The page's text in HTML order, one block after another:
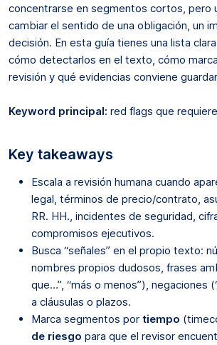
concentrarse en segmentos cortos, pero
cambiar el sentido de una obligación, un
decisión. En esta guía tienes una lista
cómo detectarlos en el texto, cómo
revisión y qué evidencias conviene
Keyword principal: red flags que
Key takeaways
Escala a revisión humana cuando
legal, términos de precio/contrato,
RR. HH., incidentes de seguridad,
compromisos ejecutivos.
Busca “señales” en el propio texto:
nombres propios dudosos, frases
que…”, “más o menos”), negaciones
a cláusulas o plazos.
Marca segmentos por tiempo
de riesgo para que el revisor